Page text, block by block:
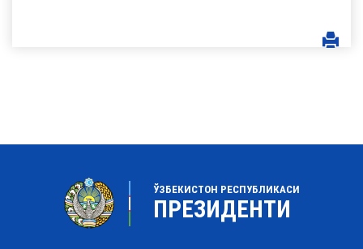
ЎЗБЕКИСТОН РЕСПУБЛИКАСИ
ПРЕЗИДЕНТИ